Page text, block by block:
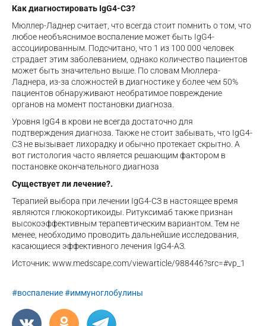
Как диагностировать IgG4-СЗ?
Мюллер-Ладнер считает, что всегда стоит помнить о том, что
любое необъяснимое воспаление может быть IgG4-
ассоциированным. Подсчитано, что 1 из 100 000 человек
страдает этим заболеванием, однако количество пациентов
может быть значительно выше. По словам Мюллера-
Ладнера, из-за сложностей в диагностике у более чем 50%
пациентов обнаруживают необратимое повреждение
органов на момент постановки диагноза.
Уровня IgG4 в крови не всегда достаточно для
подтверждения диагноза. Также не стоит забывать, что IgG4-
СЗ не вызывает лихорадку и обычно протекает скрытно. А
вот гистология часто является решающим фактором в
постановке окончательного диагноза
Существует ли лечение?.
Терапией выбора при лечении IgG4-СЗ в настоящее время
являются глюкокортикоиды. Ритуксимаб также признан
высокоэффективным терапевтическим вариантом. Тем не
менее, необходимо проводить дальнейшие исследования,
касающиеся эффективного лечения IgG4-АЗ.
Источник: www.medscape.com/viewarticle/988446?src=#vp_1
#воспаление#иммуноглобулины